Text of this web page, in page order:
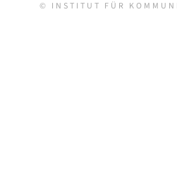
© INSTITUT FÜR